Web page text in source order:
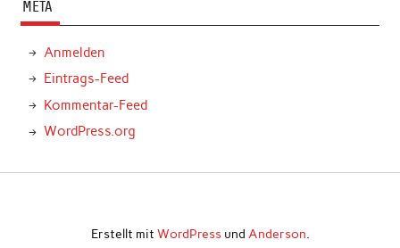
META
Anmelden
Eintrags-Feed
Kommentar-Feed
WordPress.org
Erstellt mit WordPressund Anderson.